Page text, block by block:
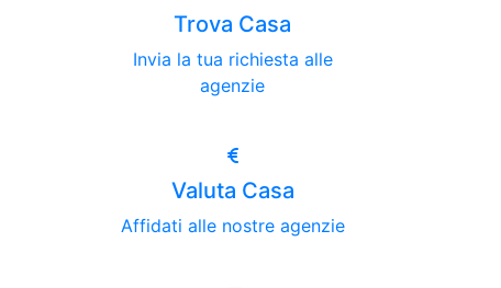
Trova Casa
Invia la tua richiesta alle
agenzie
Valuta Casa
Affidati alle nostre agenzie